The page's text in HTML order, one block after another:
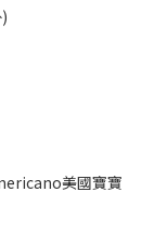
美國寶寶